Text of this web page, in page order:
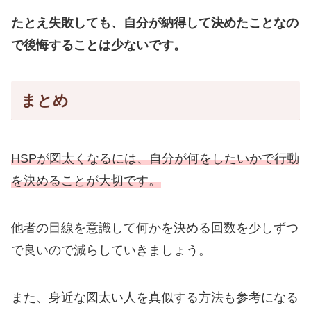
たとえ失敗しても、自分が納得して決めたことなの
で後悔することは少ないです。
まとめ
HSPが図太くなるには、自分が何をしたいかで行動
を決めることが大切です。
他者の目線を意識して何かを決める回数を少しずつ
で良いので減らしていきましょう。
また、身近な図太い人を真似する方法も参考になる